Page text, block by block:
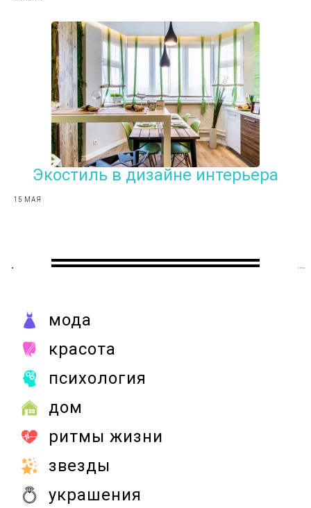
Экостиль в дизайне интерьера
15 МАЯ
мода
красота
психология
дом
ритмы жизни
звезды
украшения